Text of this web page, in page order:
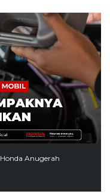
Honda Anugerah